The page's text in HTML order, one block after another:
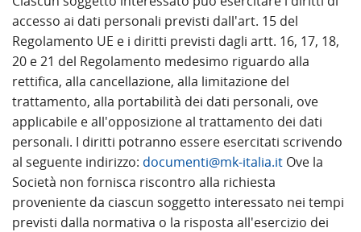
accesso ai dati personali previsti dall'art. 15 del
Regolamento UE e i diritti previsti dagli artt. 16, 17, 18,
20 e 21 del Regolamento medesimo riguardo alla
rettifica, alla cancellazione, alla limitazione del
trattamento, alla portabilità dei dati personali, ove
applicabile e all'opposizione al trattamento dei dati
personali. I diritti potranno essere esercitati scrivendo
al seguente indirizzo: documenti@mk-italia.it Ove la
Società non fornisca riscontro alla richiesta
proveniente da ciascun soggetto interessato nei tempi
previsti dalla normativa o la risposta all'esercizio dei